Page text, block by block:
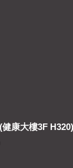
康大樓3F H320)